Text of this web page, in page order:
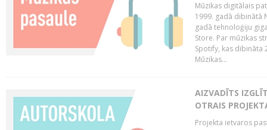
Mūzikas digitālais
1999. gadā dibinātā
gadā tehnoloģiju
Store. Par mūzikas
Spotify, kas dibināta
Mūzikas...
AIZVADĪTS
OTRAIS
Projekta ietvaros